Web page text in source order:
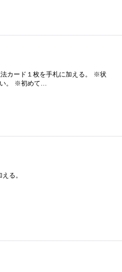
カード１枚を手札に加える。 ※状
い。 ※初めて…
る。